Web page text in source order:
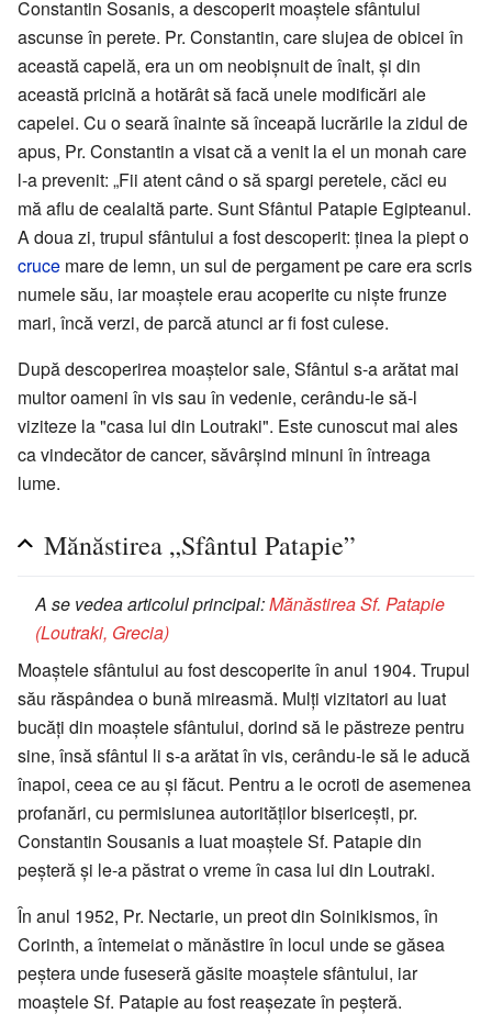
Constantin Sosanis, a descoperit moaștele sfântului
ascunse în perete. Pr. Constantin, care slujea de obicei în
această capelă, era un om neobișnuit de înalt, și din
această pricină a hotărât să facă unele modificări ale
capelei. Cu o seară înainte să înceapă lucrările la zidul de
apus, Pr. Constantin a visat că a venit la el un monah care
l-a prevenit: „Fii atent când o să spargi peretele, căci eu
mă aflu de cealaltă parte. Sunt Sfântul Patapie Egipteanul.
A doua zi, trupul sfântului a fost descoperit: ținea la piept o
cruce mare de lemn, un sul de pergament pe care era scris
numele său, iar moaștele erau acoperite cu niște frunze
mari, încă verzi, de parcă atunci ar fi fost culese.
După descoperirea moaștelor sale, Sfântul s-a arătat mai
multor oameni în vis sau în vedenie, cerându-le să-l
viziteze la "casa lui din Loutraki". Este cunoscut mai ales
ca vindecător de cancer, săvârșind minuni în întreaga
lume.
Mănăstirea „Sfântul Patapie”
A se vedea articolul principal:Mănăstirea Sf. Patapie
(Loutraki, Grecia)
Moaștele sfântului au fost descoperite în anul 1904. Trupul
său răspândea o bună mireasmă. Mulți vizitatori au luat
bucăți din moaștele sfântului, dorind să le păstreze pentru
sine, însă sfântul li s-a arătat în vis, cerându-le să le aducă
înapoi, ceea ce au și făcut. Pentru a le ocroti de asemenea
profanări, cu permisiunea autorităților bisericești, pr.
Constantin Sousanis a luat moaștele Sf. Patapie din
peșteră și le-a păstrat o vreme în casa lui din Loutraki.
În anul 1952, Pr. Nectarie, un preot din Soinikismos, în
Corinth, a întemeiat o mănăstire în locul unde se găsea
peştera unde fuseseră găsite moaştele sfântului, iar
moaştele Sf. Patapie au fost reaşezate în peşteră.